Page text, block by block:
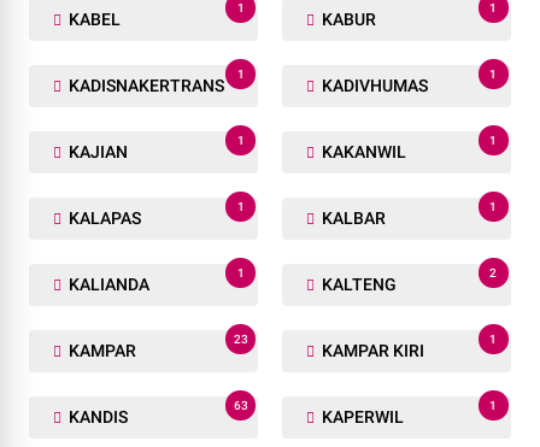
KABEL
1
KABUR
1
KADISNAKERTRANS
1
KADIVHUMAS
1
KAJIAN
1
KAKANWIL
1
KALAPAS
1
KALBAR
1
KALIANDA
1
KALTENG
2
KAMPAR
23
KAMPAR KIRI
1
KANDIS
63
KAPERWIL
1